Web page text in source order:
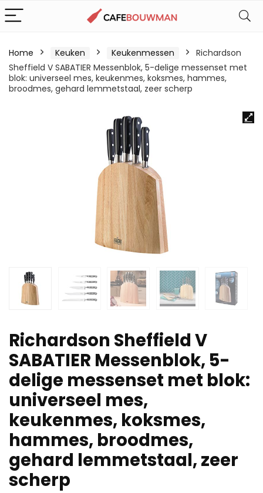
Home Keuken Keukenmessen
Richardson
Sheffield V SABATIER Messenblok, 5-delige messenset met
blok: universeel mes, keukenmes, koksmes, hammes,
broodmes, gehard lemmetstaal, zeer scherp
Richardson Sheffield V
SABATIER Messenblok, 5-
delige messenset met blok:
universeel mes,
keukenmes, koksmes,
hammes, broodmes,
gehard lemmetstaal, zeer
scherp